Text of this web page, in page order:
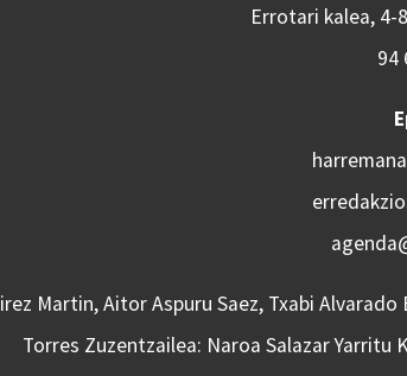
Errotari kalea, 4-
94
Martin, Aitor Aspuru Saez, Txabi
Torres Zuzentzailea: Naroa Salazar